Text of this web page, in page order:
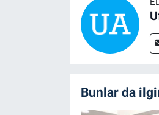
Bunlar da